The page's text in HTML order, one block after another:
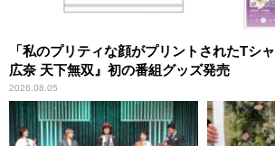
「私のプリティな顔がプリントされたTシ
広奈 天下無双』初の番組グッズ発売
2026.08.05